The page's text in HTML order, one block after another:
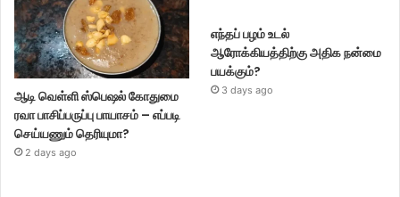
ஆடி வெள்ளி ஸ்பெஷல் கோதுமை
ரவா பாசிப்பருப்பு பாயாசம் – எப்படி
செய்யணும் தெரியுமா?
2 days ago
எந்தப் பழம் உடல்
ஆரோக்கியத்திற்கு அதிக நன்மை
பயக்கும்?
3 days ago